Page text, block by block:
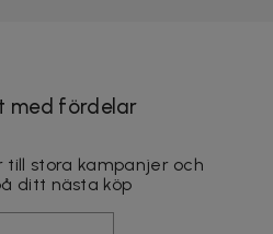
med fördelar
till stora kampanjer och
ditt nästa köp